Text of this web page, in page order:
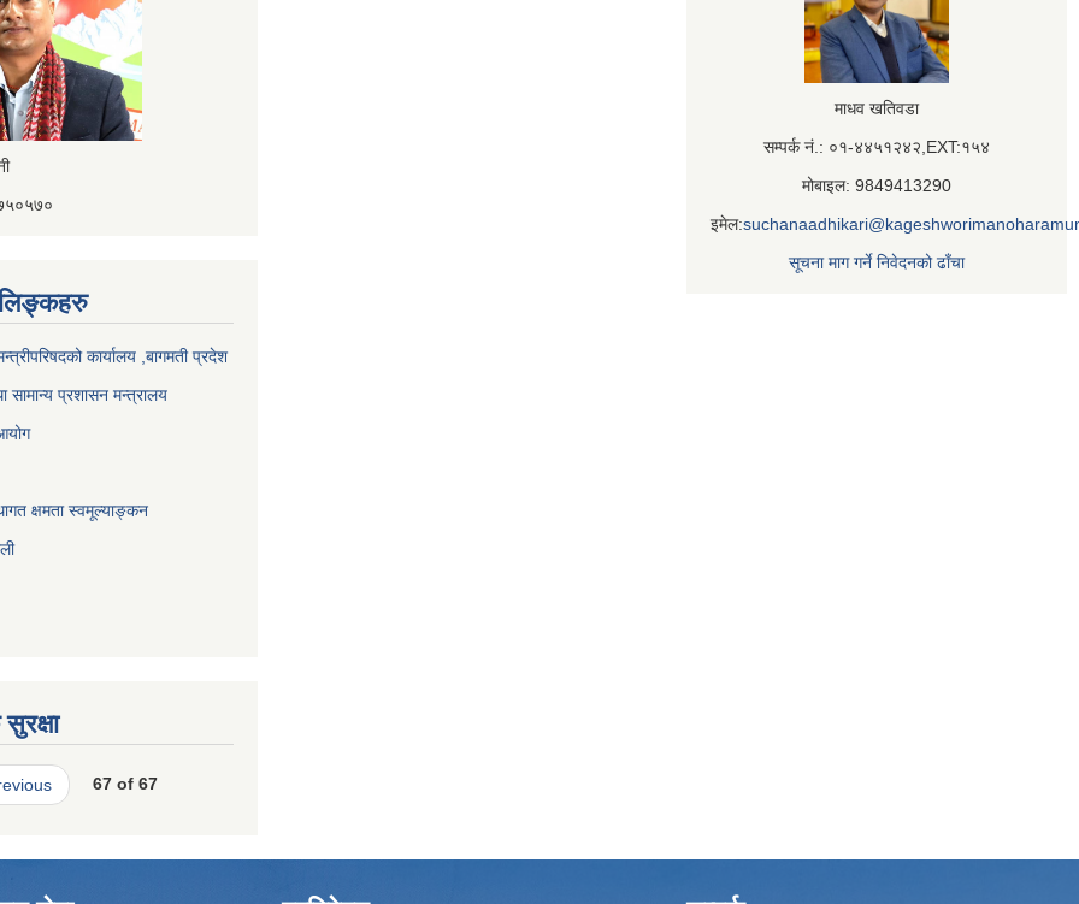
लिङ्कहरु
कार्यालय ,बागमती प्रदेश
सामान्य प्रशासन मन्त्रालय
क्षमता स्वमूल्याङ्कन
67 of 67
माधव खतिवडा
सम्पर्क नं.: ०१-४४५१२४२,EXT:१५४
मोबाइल: 9849413290
इमेल:
सूचना माग गर्ने निवेदनको ढाँचा